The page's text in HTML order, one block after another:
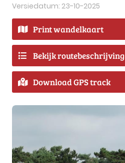
Versiedatum: 23-10-2025
Print wandelkaart
Bekijk routebeschrijving
Download GPS track